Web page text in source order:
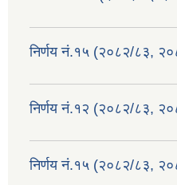
निर्णय नं.१५ (२०८२/८३,
निर्णय नं.१२ (२०८२/८३,
निर्णय नं.१५ (२०८२/८३,